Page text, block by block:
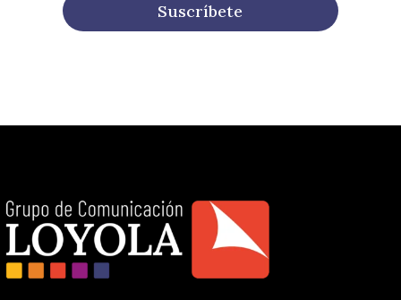
Suscríbete